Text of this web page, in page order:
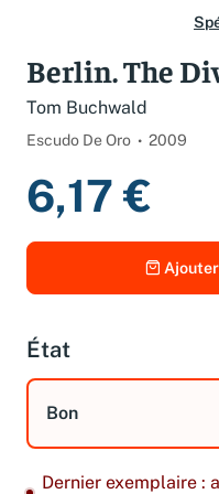
Berlin. The
Tom Buchwald
Escudo De Oro 2009
6,17 €
État
Bon
Dernier exemplaire :